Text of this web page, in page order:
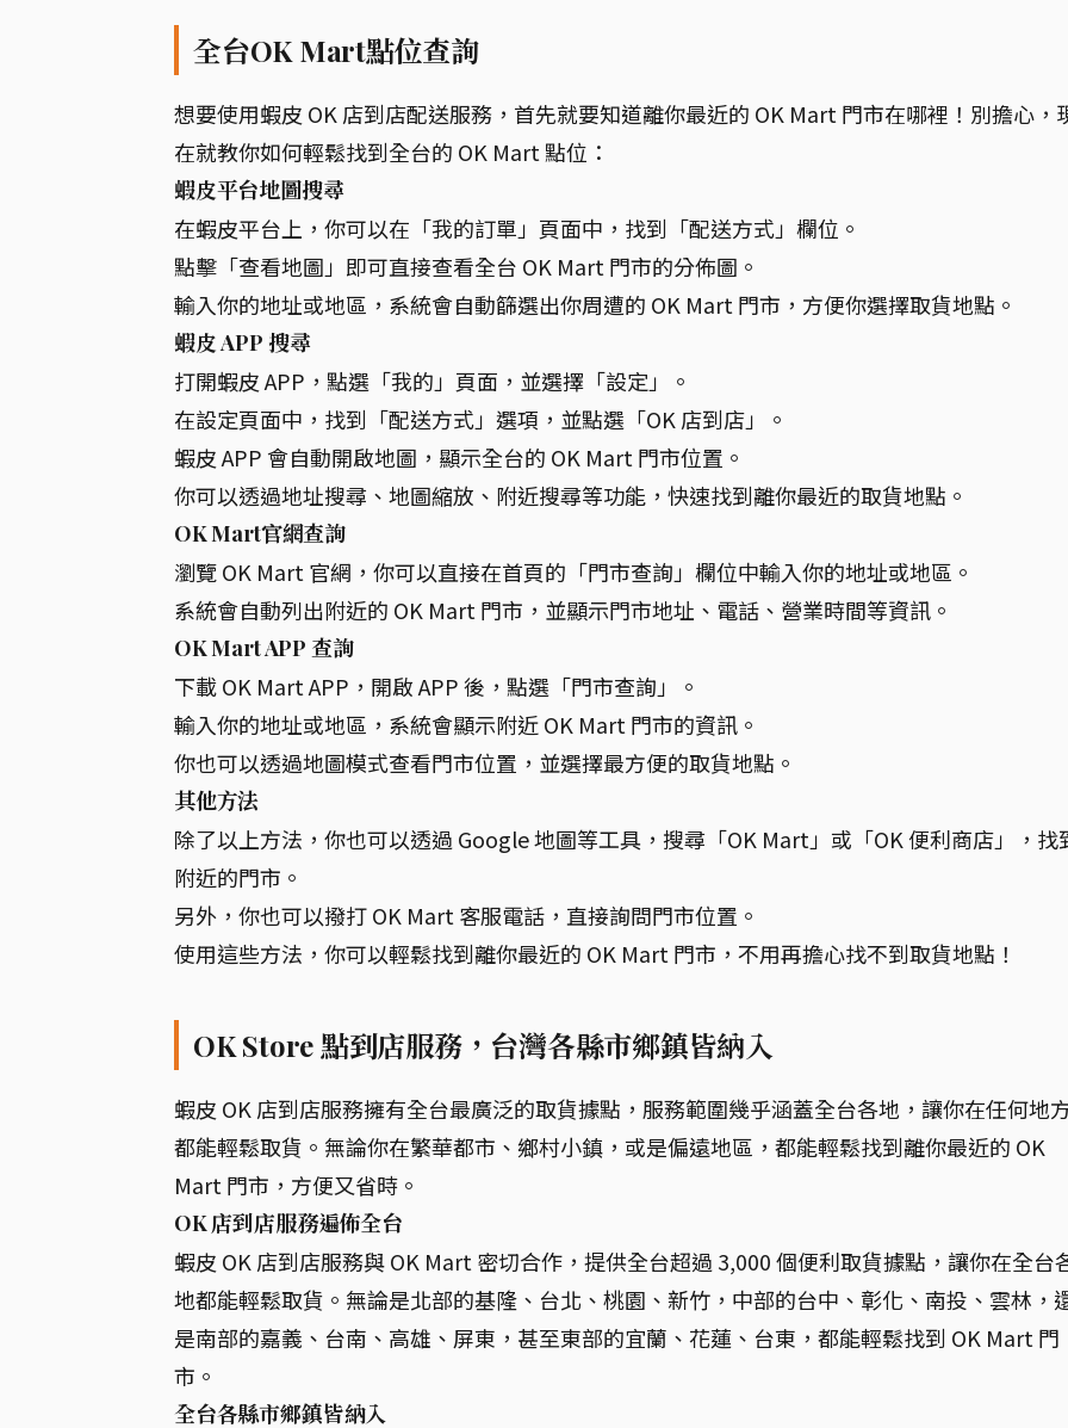
全台OK Mart點位查詢
想要使用蝦皮 OK 店到店配送服務，首先就要知道離你最近的 OK Mart 門市在哪裡！別擔心，
在就教你如何輕鬆找到全台的 OK Mart 點位：
蝦皮平台地圖搜尋
在蝦皮平台上，你可以在「我的訂單」頁面中，找到「配送方式」欄位。
點擊「查看地圖」即可直接查看全台 OK Mart 門市的分佈圖。
輸入你的地址或地區，系統會自動篩選出你周遭的 OK Mart 門市，方便你選擇取貨地點。
蝦皮 APP 搜尋
打開蝦皮 APP，點選「我的」頁面，並選擇「設定」。
在設定頁面中，找到「配送方式」選項，並點選「OK 店到店」。
蝦皮 APP 會自動開啟地圖，顯示全台的 OK Mart 門市位置。
你可以透過地址搜尋、地圖縮放、附近搜尋等功能，快速找到離你最近的取貨地點。
OK Mart官網查詢
瀏覽 OK Mart 官網，你可以直接在首頁的「門市查詢」欄位中輸入你的地址或地區。
系統會自動列出附近的 OK Mart 門市，並顯示門市地址、電話、營業時間等資訊。
OK Mart APP 查詢
下載 OK Mart APP，開啟 APP 後，點選「門市查詢」。
輸入你的地址或地區，系統會顯示附近 OK Mart 門市的資訊。
你也可以透過地圖模式查看門市位置，並選擇最方便的取貨地點。
其他方法
除了以上方法，你也可以透過 Google 地圖等工具，搜尋「OK Mart」或「OK 便利商店」，找
附近的門市。
另外，你也可以撥打 OK Mart 客服電話，直接詢問門市位置。
使用這些方法，你可以輕鬆找到離你最近的 OK Mart 門市，不用再擔心找不到取貨地點！
OK Store 點到店服務，台灣各縣市鄉鎮皆納入
蝦皮 OK 店到店服務擁有全台最廣泛的取貨據點，服務範圍幾乎涵蓋全台各地，讓你在任何地
都能輕鬆取貨。無論你在繁華都市、鄉村小鎮，或是偏遠地區，都能輕鬆找到離你最近的 OK
Mart 門市，方便又省時。
OK 店到店服務遍佈全台
蝦皮 OK 店到店服務與 OK Mart 密切合作，提供全台超過 3,000 個便利取貨據點，讓你在全台
地都能輕鬆取貨。無論是北部的基隆、台北、桃園、新竹，中部的台中、彰化、南投、雲林，
是南部的嘉義、台南、高雄、屏東，甚至東部的宜蘭、花蓮、台東，都能輕鬆找到 OK Mart 門
市。
全台各縣市鄉鎮皆納入